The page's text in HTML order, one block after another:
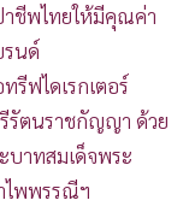
ชีพไทยให้มีคุณค่า
รนด์
รีฟไดเรกเตอร์
รีรัตนราชกัญญา ด้วย
บาทสมเด็จพระ
ไพพรรณีฯ